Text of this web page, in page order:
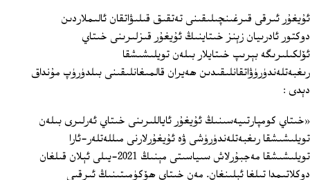
ئۇيغۇر ئىرقى قىرغىنچىلىقىنى تەتقىق قىلىۋاتقان ئالىملاردىن
دوكتور ئادرىيان زېنز خىتاينىڭ ئۇيغۇر قىزلىرىنى خىتاي
ئۆلكىلىرىگە بېرىپ خىتايلار بىلەن تويلىشىشقا
رىغبەتلەندۈرۈۋاتقانلىقىدىن ھەيران قالمىغانلىقىنى بىلدۈرۈپ مۇنداق
دېدى :
«خىتاي كومپارتىيەسىنىڭ ئۇيغۇر ئاياللىرىنى خىتاي ئەرلىرى بىلەن
تويلىشىشقا رىغبەتلەندۈرۈشى ۋە ئۇيغۇرلارنى مىللەتلەر-ئارا
تويلىشىشقا مەجبۇرلاش سىياسىتى مېنىڭ 2021-يىلى ئېلان قىلغان
دوكلاتىمدا تىلغا ئېلىنغان. مەن خىتاي ھۆكۈمىتىنىڭ ئىرقىي